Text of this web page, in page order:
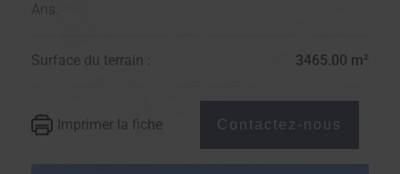
Ans.
Surface du terrain : 3465.00 m²
Imprimer la fiche Contactez-nous